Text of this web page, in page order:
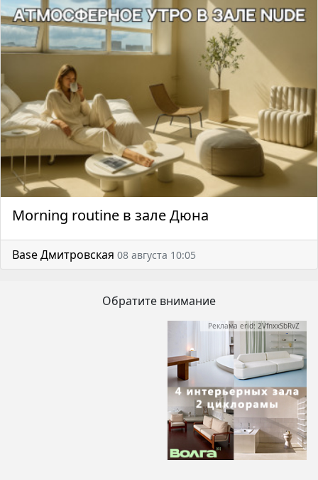
Morning routine в зале Дюна
Base Дмитровская 08 августа 10:05
Обратите внимание
Реклама erid: 2VfnxxSbRvZ